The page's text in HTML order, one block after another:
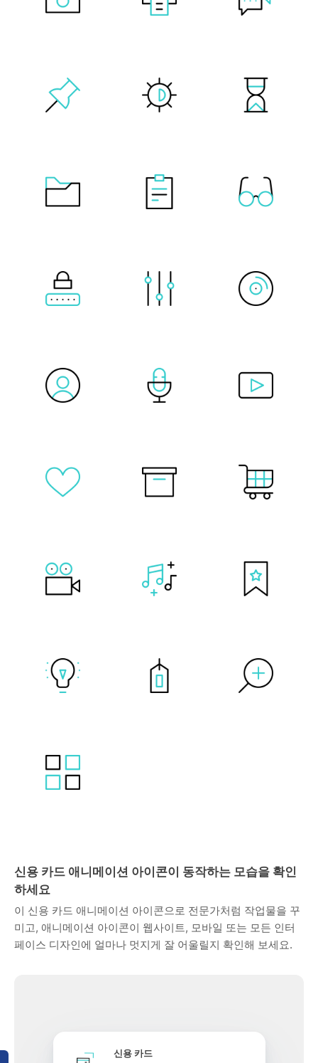
신용 카드 애니메이션 아이콘이 동작하는 모습을 확인
하세요
이 신용 카드 애니메이션 아이콘으로 전문가처럼 작업물을 꾸
미고, 애니메이션 아이콘이 웹사이트, 모바일 또는 모든 인터
페이스 디자인에 얼마나 멋지게 잘 어울릴지 확인해 보세요.
신용 카드